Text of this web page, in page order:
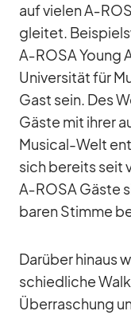
auf vie­len
glei­tet.
A‑ROSA Young
Uni­ver­si­tät für
Gast sein. Des
Gäste mit ih­rer
Mu­si­cal-Welt
sich be­reits seit
A‑ROSA Gäste
ba­ren Stimme
Dar­über hin­aus
schied­li­che
Über­ra­schung